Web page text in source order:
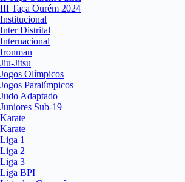
III Taça Ourém 2024
Institucional
Inter Distrital
Internacional
Ironman
Jiu-Jitsu
Jogos Olímpicos
Jogos Paralímpicos
Judo Adaptado
Juniores Sub-19
Karate
Karate
Liga 1
Liga 2
Liga 3
Liga BPI